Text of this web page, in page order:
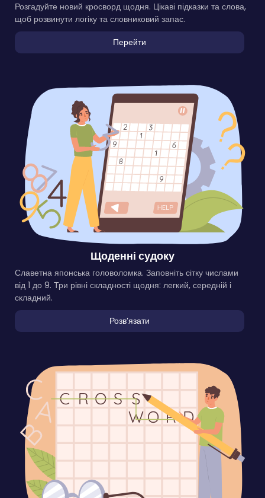
Розгадуйте новий кросворд щодня. Цікаві підказки та слова,
щоб розвинути логіку та словниковий запас.
Перейти
Щоденні судоку
Славетна японська головоломка. Заповніть сітку числами
від 1 до 9. Три рівні складності щодня: легкий, середній і
складний.
Розвʼязати